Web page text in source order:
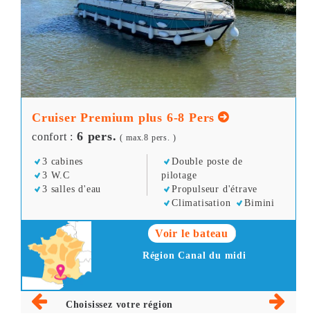
Cruiser Premium plus 6-8 Pers
confort : 6 pers. ( max.8 pers. )
3 cabines
3 W.C
3 salles d'eau
Double poste de
pilotage
Propulseur d'étrave
Climatisation
Bimini
Voir le bateau
Région Canal du midi
Choisissez votre région